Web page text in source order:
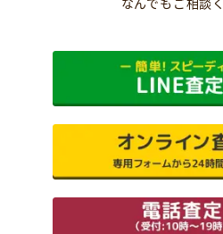
なんでもご相談